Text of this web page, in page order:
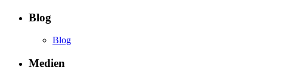
Blog
Blog
Medien